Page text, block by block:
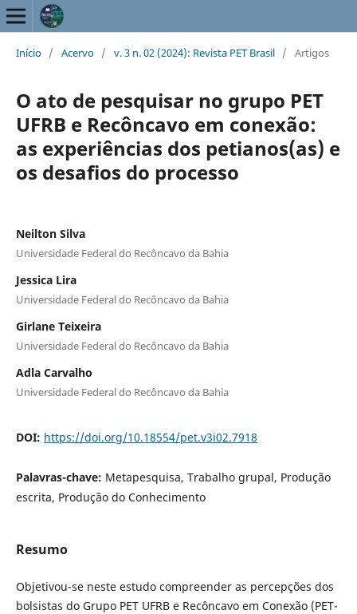
Início / Acervo / v. 3 n. 02 (2024): Revista PET Brasil / Artigos
O ato de pesquisar no grupo PET
UFRB e Recôncavo em conexão:
as experiências dos petianos(as) e
os desafios do processo
Neilton Silva
Universidade Federal do Recôncavo da Bahia
Jessica Lira
Universidade Federal do Recôncavo da Bahia
Girlane Teixeira
Universidade Federal do Recôncavo da Bahia
Adla Carvalho
Universidade Federal do Recôncavo da Bahia
DOI: https://doi.org/10.18554/pet.v3i02.7918
Palavras-chave: Metapesquisa, Trabalho grupal, Produção
escrita, Produção do Conhecimento
Resumo
Objetivou-se neste estudo compreender as percepções dos
bolsistas do Grupo PET UFRB e Recôncavo em Conexão (PET-